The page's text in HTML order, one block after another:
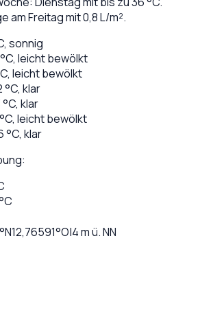
am Freitag mit 0,8 L/m².
sonnig
°C, leicht bewölkt
leicht bewölkt
°C, klar
°C, klar
°C, leicht bewölkt
°C, klar
°N12,76591°O|4m ü. NN